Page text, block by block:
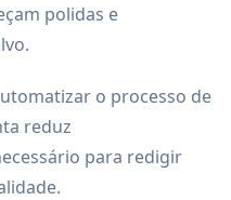
polidas e
o processo de
reduz
para redigir